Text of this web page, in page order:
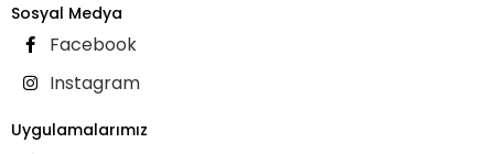
Sosyal Medya
Facebook
Instagram
Uygulamalarımız